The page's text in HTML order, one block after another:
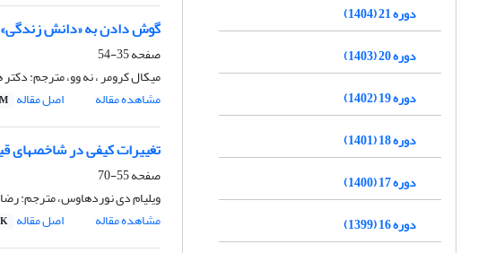
گوش دادن به «دانش
صفحه35-54
میکال کرومر ، نه وو، مترجم:
مشاهده مقاله
اصل مقاله
تغییرات کیفی در شاخصهای
صفحه55-70
ویلیام دی نوردهاوس، مترجم:
مشاهده مقاله
اصل مقاله
دوره 21 (1404)
دوره 20 (1403)
دوره 19 (1402)
دوره 18 (1401)
دوره 17 (1400)
دوره 16 (1399)